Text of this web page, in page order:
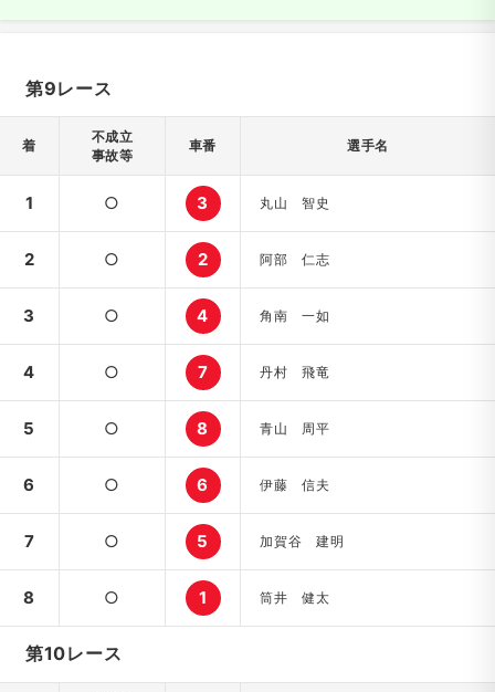
第9レース
着
不成立
事故等
車番 選手名
1 ○ 3 丸山 智史
2 ○ 2 阿部 仁志
3 ○ 4 角南 一如
4 ○ 7 丹村 飛竜
5 ○ 8 青山 周平
6 ○ 6 伊藤 信夫
7 ○ 5 加賀谷 建明
8 ○ 1 筒井 健太
第10レース